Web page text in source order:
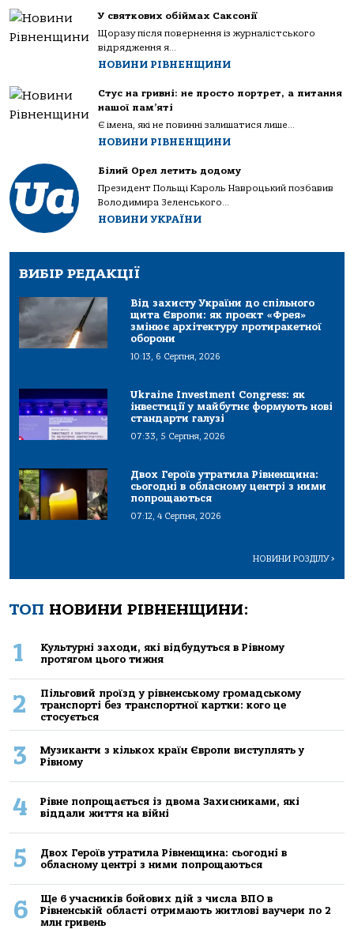
У святкових обіймах Саксонії
Щоразу після повернення із журналістського
відрядження я...
НОВИНИ РІВНЕНЩИНИ
Стус на гривні: не просто портрет, а питання
нашої пам’яті
Є імена, які не повинні залишатися лише...
НОВИНИ РІВНЕНЩИНИ
Білий Орел летить додому
Президент Польщі Кароль Навроцький позбавив
Володимира Зеленського...
НОВИНИ УКРАЇНИ
ВИБІР РЕДАКЦІЇ
Від захисту України до спільного
щита Європи: як проєкт «Фрея»
змінює архітектуру протиракетної
оборони
10:13, 6 Серпня, 2026
Ukraine Investment Congress: як
інвестиції у майбутнє формують нові
стандарти галузі
07:33, 5 Серпня, 2026
Двох Героїв утратила Рівненщина:
сьогодні в обласному центрі з ними
попрощаються
07:12, 4 Серпня, 2026
НОВИНИ РОЗДІЛУ>
ТОП НОВИНИ РІВНЕНЩИНИ:
1
Культурні заходи, які відбудуться в Рівному
протягом цього тижня
2
Пільговий проїзд у рівненському громадському
транспорті без транспортної картки: кого це
стосується
3
Музиканти з кількох країн Європи виступлять у
Рівному
4
Рівне попрощається із двома Захисниками, які
віддали життя на війні
5
Двох Героїв утратила Рівненщина: сьогодні в
обласному центрі з ними попрощаються
6
Ще 6 учасників бойових дій з числа ВПО в
Рівненській області отримають житлові ваучери по 2
млн гривень